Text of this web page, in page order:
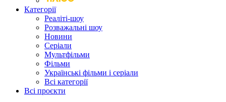
Категорії
Реаліті-шоу
Розважальні шоу
Новини
Серіали
Мультфільми
Фільми
Українські фільми і серіали
Всі категорії
Всі проєкти